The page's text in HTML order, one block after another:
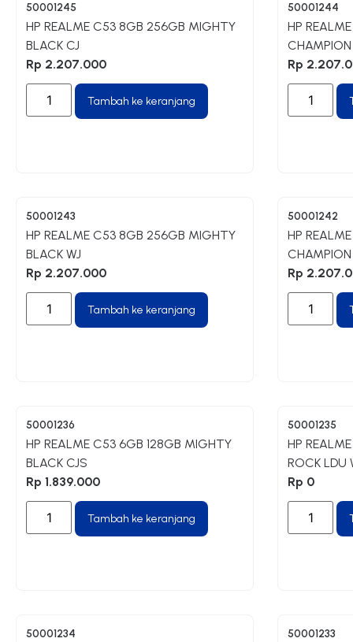
50001245
HP REALME C53 8GB 256GB MIGHTY
BLACK CJ
Rp 2.207.000
Tambah ke keranjang
50001244
HP
Rp
50001243
HP REALME C53 8GB 256GB MIGHTY
BLACK WJ
Rp 2.207.000
Tambah ke keranjang
50001242
HP
Rp
50001236
HP REALME C53 6GB 128GB MIGHTY
BLACK CJS
Rp 1.839.000
Tambah ke keranjang
50001235
HP
ROCK LDU
Rp 0
50001234 50001233